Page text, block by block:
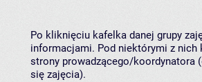
Po kliknięciu kafelka danej grupy
informacjami. Pod niektórymi z nich
strony prowadzącego/koordynatora
się zajęcia).